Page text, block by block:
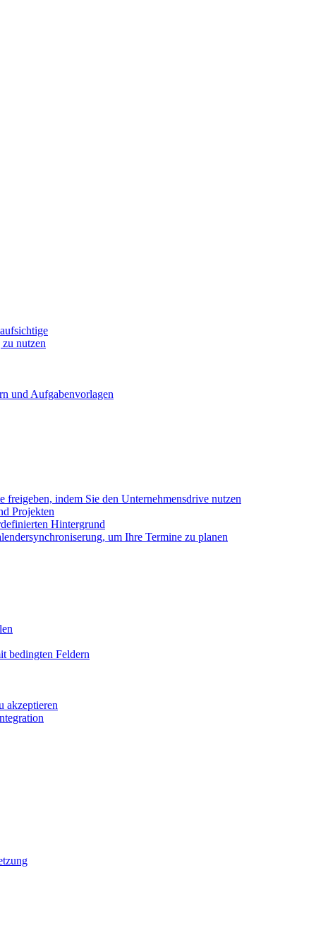
nutzen
und Aufgabenvorlagen
indem Sie den Unternehmensdrive nutzen
Projekten
Hintergrund
um Ihre Termine zu planen
bedingten Feldern
akzeptieren